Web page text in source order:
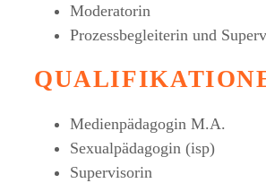
Moderatorin
Prozessbegleiterin und
Medienpädagogin M.A.
Sexualpädagogin (isp)
Supervisorin